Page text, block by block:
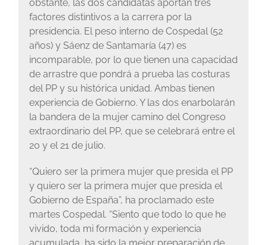
obstante, las dos candidatas aportan tres
factores distintivos a la carrera por la
presidencia. El peso interno de Cospedal (52
años) y Sáenz de Santamaría (47) es
incomparable, por lo que tienen una capacidad
de arrastre que pondrá a prueba las costuras
del PP y su histórica unidad. Ambas tienen
experiencia de Gobierno. Y las dos enarbolarán
la bandera de la mujer camino del Congreso
extraordinario del PP, que se celebrará entre el
20 y el 21 de julio.
“Quiero ser la primera mujer que presida el PP
y quiero ser la primera mujer que presida el
Gobierno de España”, ha proclamado este
martes Cospedal. “Siento que todo lo que he
vivido, toda mi formación y experiencia